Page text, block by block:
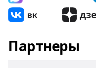
Партнеры